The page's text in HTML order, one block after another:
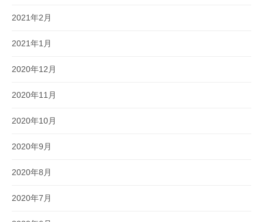
2021年2月
2021年1月
2020年12月
2020年11月
2020年10月
2020年9月
2020年8月
2020年7月